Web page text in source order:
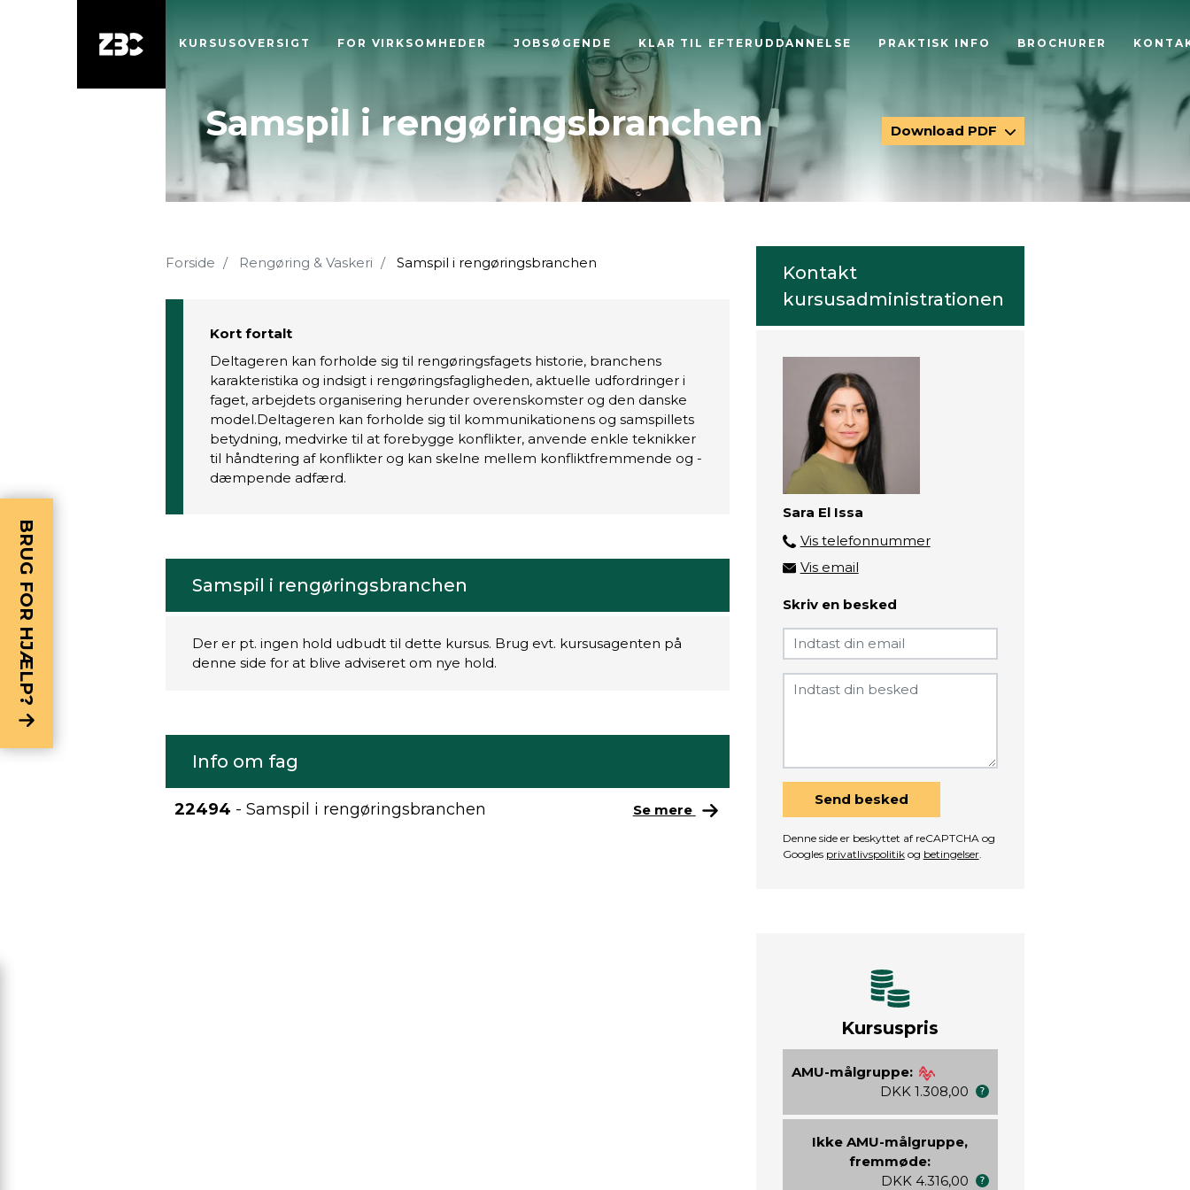
KURSUSOVERSIGT FOR VIRKSOMHEDER JOBSØGENDE KLAR TIL EFTERUDDANNELSE PRAKTISK INFO BROCHURER
Samspil i rengøringsbranchen Download PDF
Forside Rengøring & Vaskeri Samspil i rengøringsbranchen
Kort fortalt
Deltageren kan forholde sig til rengøringsfagets historie, branchens
karakteristika og indsigt i rengøringsfagligheden, aktuelle udfordringer i
faget, arbejdets organisering herunder overenskomster og den danske
model.Deltageren kan forholde sig til kommunikationens og samspillets
betydning, medvirke til at forebygge konflikter, anvende enkle teknikker
til håndtering af konflikter og kan skelne mellem konfliktfremmende og -
dæmpende adfærd.
Samspil i rengøringsbranchen
Der er pt. ingen hold udbudt til dette kursus. Brug evt. kursusagenten på
denne side for at blive adviseret om nye hold.
Info om fag
22494 - Samspil i rengøringsbranchen Se mere
Kontakt
kursusadministrationen
Sara El Issa
Vis telefonnummer
2519 2807
Vis email
sara@zbc.dk
Skriv en besked
Send besked
Denne side er beskyttet af reCAPTCHA og
Googles privatlivspolitikog betingelser.
Kursuspris
AMU-målgruppe:
DKK 1.308,00
Ikke AMU-målgruppe,
fremmøde:
DKK 4.316,00
BRUG FOR HJÆLP?